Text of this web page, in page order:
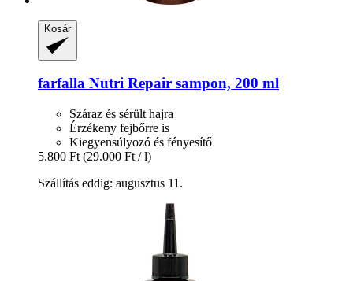
Kosár
farfalla Nutri Repair sampon, 200 ml
Száraz és sérült hajra
Érzékeny fejbőrre is
Kiegyensúlyozó és fényesítő
5.800 Ft (29.000 Ft / l)
Szállítás eddig: augusztus 11.